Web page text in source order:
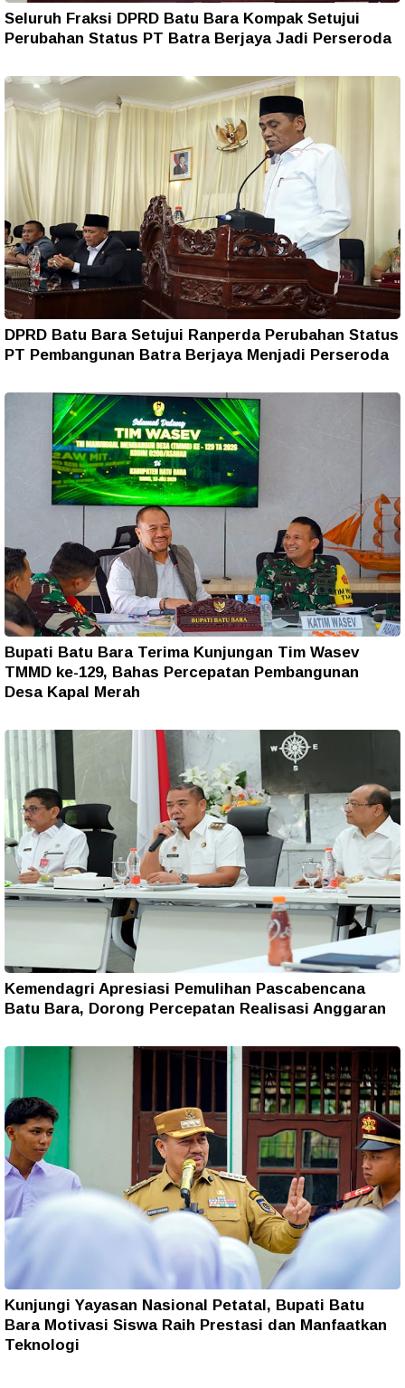
Seluruh Fraksi DPRD Batu Bara Kompak Setujui
Perubahan Status PT Batra Berjaya Jadi Perseroda
DPRD Batu Bara Setujui Ranperda Perubahan Status
PT Pembangunan Batra Berjaya Menjadi Perseroda
Bupati Batu Bara Terima Kunjungan Tim Wasev
TMMD ke-129, Bahas Percepatan Pembangunan
Desa Kapal Merah
Kemendagri Apresiasi Pemulihan Pascabencana
Batu Bara, Dorong Percepatan Realisasi Anggaran
Kunjungi Yayasan Nasional Petatal, Bupati Batu
Bara Motivasi Siswa Raih Prestasi dan Manfaatkan
Teknologi